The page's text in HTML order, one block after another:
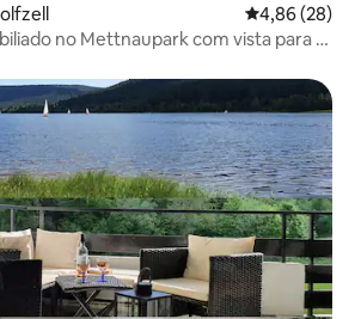
4,86 de uma
4,86 (28)
no Mettnaupark com vista para o